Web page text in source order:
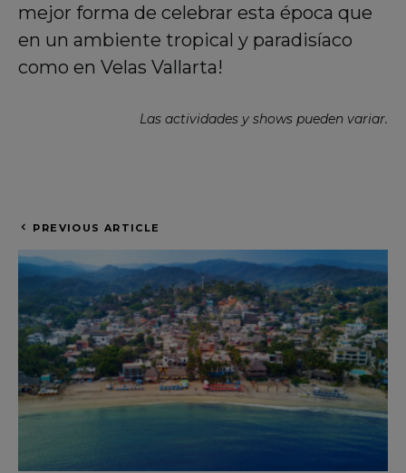
mejor forma de celebrar esta época que
en un ambiente tropical y paradisíaco
como en Velas Vallarta!
Las actividades y shows pueden variar.
PREVIOUS ARTICLE